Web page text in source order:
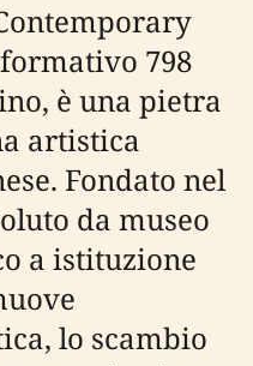
798
è una pietra
artistica
Fondato nel
da museo
a istituzione
lo scambio